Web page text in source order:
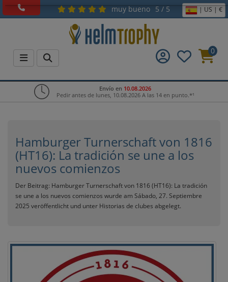
muy bueno 5 / 5 | US | €
0
Envío en 10.08.2026
Pedir antes de lunes, 10.08.2026 A las 14 en punto.*¹
Hamburger Turnerschaft von 1816
(HT16): La tradición se une a los
nuevos comienzos
Der Beitrag: Hamburger Turnerschaft von 1816 (HT16): La tradición
se une a los nuevos comienzos wurde am Sábado, 27. Septiembre
2025 veröffentlicht und unter Historias de clubes abgelegt.